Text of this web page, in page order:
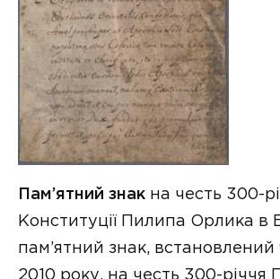
Пам’ятний знак на честь 300-
Конституції Пилипа Орлика в
пам’ятний знак, встановлений
2010 року, на честь 300-річчя